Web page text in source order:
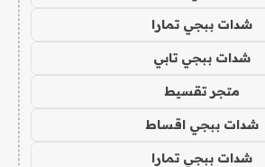
شدات ببجي تمارا
شدات ببجي تابي
متجر تقسيط
شدات ببجي اقساط
شدات ببجي تمارا